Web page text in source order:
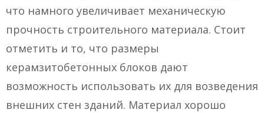
что намного увеличивает механическую
прочность строительного материала. Стоит
отметить и то, что размеры
керамзитобетонных блоков дают
возможность использовать их для возведения
внешних стен зданий. Материал хорошо